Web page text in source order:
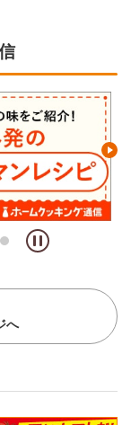
へ